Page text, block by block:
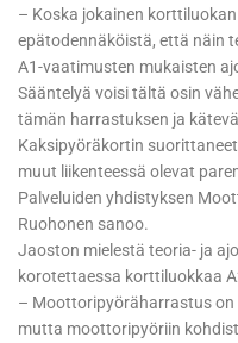
– Koska jokainen
epätodennäköistä, että näin
A1-vaatimusten mukaisten
Sääntelyä voisi tältä osin
tämän harrastuksen ja
Kaksipyöräkortin
muut liikenteessä olevat
Palveluiden yhdistyksen
Ruohonen sanoo.
Jaoston mielestä teoria- ja
korotettaessa korttiluokkaa
– Moottoripyöräharrastus on
mutta moottoripyöriin